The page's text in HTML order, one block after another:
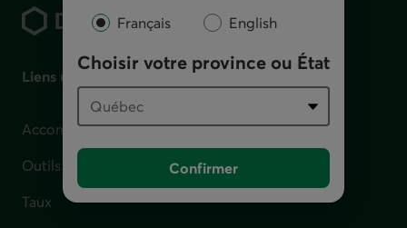
Français English
Choisir votre province ou État
Confirmer
Liens utiles
Accompagnement en cas de difficulté financière
Outils et calculateurs
Taux